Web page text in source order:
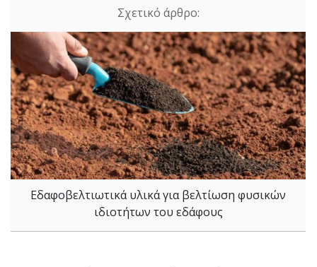
Εδαφοβελτιωτικά υλικά για βελτίωση φυσικών
ιδιοτήτων του εδάφους